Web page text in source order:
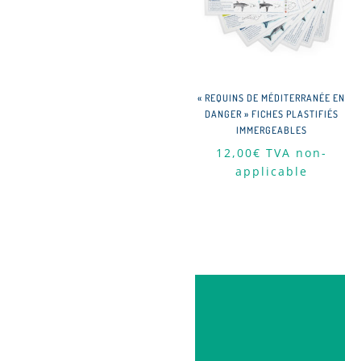
« REQUINS DE MÉDITERRANÉE EN
DANGER » FICHES PLASTIFIÉS
IMMERGEABLES
12,00€ TVA non-
applicable